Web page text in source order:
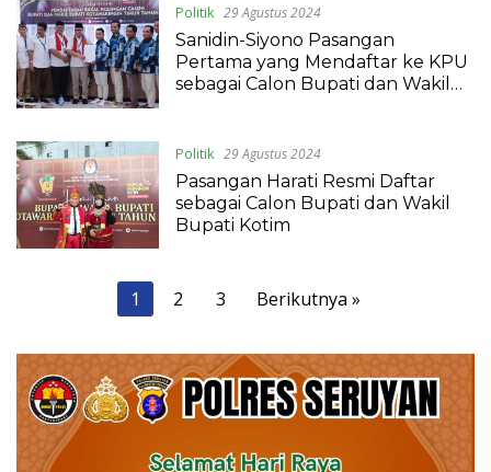
Politik 29 Agustus 2024
Sanidin-Siyono Pasangan
Pertama yang Mendaftar ke KPU
sebagai Calon Bupati dan Wakil
Politik 29 Agustus 2024
Pasangan Harati Resmi Daftar
sebagai Calon Bupati dan Wakil
Bupati Kotim
1 2 3 Berikutnya »